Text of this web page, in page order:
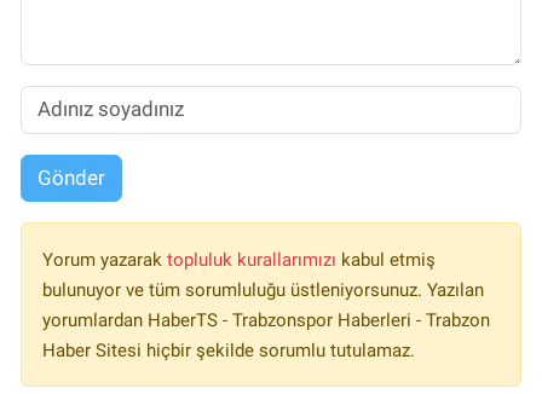
Gönder
Yorum yazarak topluluk kurallarımızı kabul etmiş
bulunuyor ve tüm sorumluluğu üstleniyorsunuz. Yazılan
yorumlardan HaberTS - Trabzonspor Haberleri - Trabzon
Haber Sitesi hiçbir şekilde sorumlu tutulamaz.